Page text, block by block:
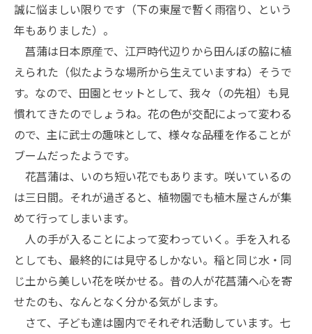
誠に悩ましい限りです（下の東屋で暫く雨宿り、という
年もありました）。
菖蒲は日本原産で、江戸時代辺りから田んぼの脇に植
えられた（似たような場所から生えていますね）そうで
す。なので、田園とセットとして、我々（の先祖）も見
慣れてきたのでしょうね。花の色が交配によって変わる
ので、主に武士の趣味として、様々な品種を作ることが
ブームだったようです。
花菖蒲は、いのち短い花でもあります。咲いているの
は三日間。それが過ぎると、植物園でも植木屋さんが集
めて行ってしまいます。
人の手が入ることによって変わっていく。手を入れる
としても、最終的には見守るしかない。稲と同じ水・同
じ土から美しい花を咲かせる。昔の人が花菖蒲へ心を寄
せたのも、なんとなく分かる気がします。
さて、子ども達は園内でそれぞれ活動しています。七